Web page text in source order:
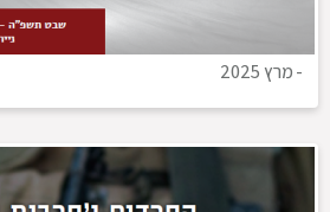
-מרץ 2025